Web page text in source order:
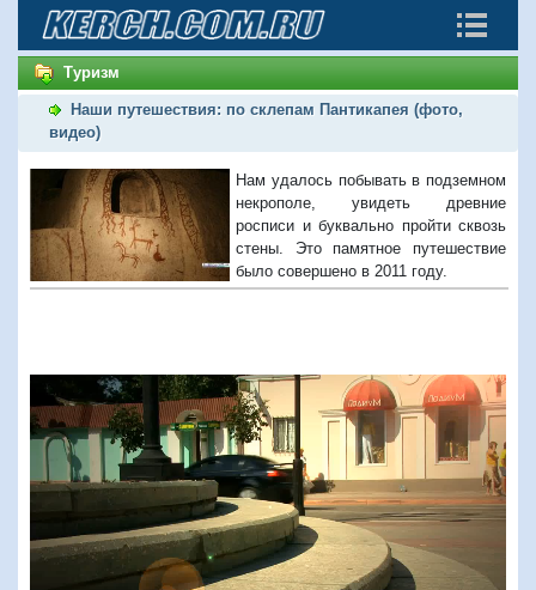
Туризм
Наши путешествия: по склепам Пантикапея (фото,
видео)
Нам удалось побывать в подземном
некрополе, увидеть древние
росписи и буквально пройти сквозь
стены. Это памятное путешествие
было совершено в 2011 году.